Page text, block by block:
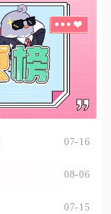
07-16
08-06
07-15